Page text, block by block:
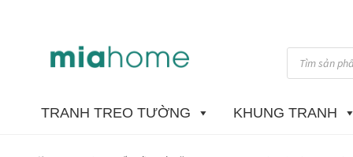
Điều
nội
Tìm
kiếm
sản
TRANH TREO TƯỜNG KHUNG TRANH
Tổng quan Art in living BLOG Bộ sưu tập tranh Các dòng